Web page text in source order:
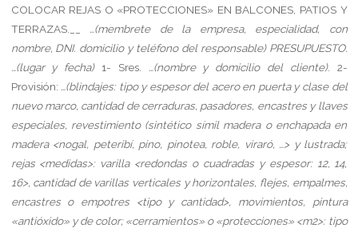
COLOCAR REJAS O «PROTECCIONES» EN BALCONES, PATIOS Y
TERRAZAS.__ …(membrete de la empresa, especialidad, con
nombre, DNI. domicilio y teléfono del responsable) PRESUPUESTO.
…(lugar y fecha)
1- Sres. …(nombre y domicilio del cliente). 2-
Provisión: …(blindajes: tipo y espesor del acero en puerta y clase del
nuevo marco, cantidad de cerraduras, pasadores, encastres y llaves
especiales, revestimiento (sintético símil madera o enchapada en
madera <nogal, peteribí, pino, pinotea, roble, viraró, …> y lustrada;
rejas <medidas>: varilla <redondas o cuadradas y espesor: 12, 14,
16>, cantidad de varillas verticales y horizontales, flejes, empalmes,
encastres o empotres <tipo y cantidad>, movimientos, pintura
«antióxido» y de color; «cerramientos» o «protecciones» <m2>: tipo